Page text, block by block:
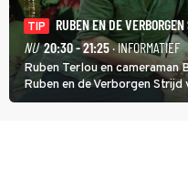
TIP
RUBEN EN DE
NU 20:30 - 21:25· INFORMATIEF
Ruben Terlou en
Ruben en de Verborgen
KNDF-rebellenleger de